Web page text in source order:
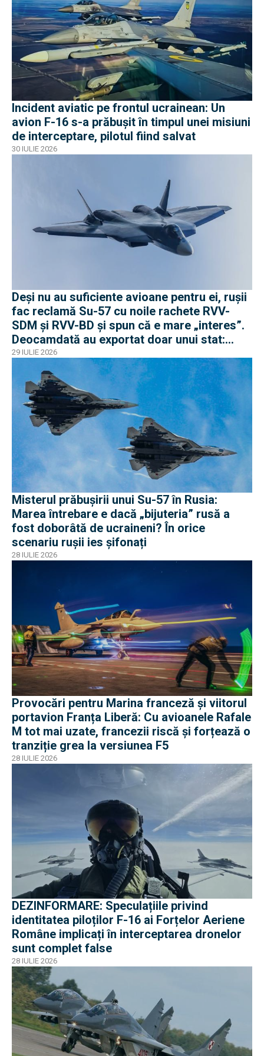
Incident aviatic pe frontul ucrainean: Un
avion F-16 s-a prăbușit în timpul unei misiuni
de interceptare, pilotul fiind salvat
30 IULIE 2026
Deși nu au suficiente avioane pentru ei, rușii
fac reclamă Su-57 cu noile rachete RVV-
SDM și RVV-BD și spun că e mare „interes”.
Deocamdată au exportat doar unui stat:
Algeria
29 IULIE 2026
Misterul prăbușirii unui Su-57 în Rusia:
Marea întrebare e dacă „bijuteria” rusă a
fost doborâtă de ucraineni? În orice
scenariu rușii ies șifonați
28 IULIE 2026
Provocări pentru Marina franceză și viitorul
portavion Franța Liberă: Cu avioanele Rafale
M tot mai uzate, francezii riscă și forțează o
tranziție grea la versiunea F5
28 IULIE 2026
DEZINFORMARE: Speculațiile privind
identitatea piloților F-16 ai Forțelor Aeriene
Române implicați în interceptarea dronelor
sunt complet false
28 IULIE 2026